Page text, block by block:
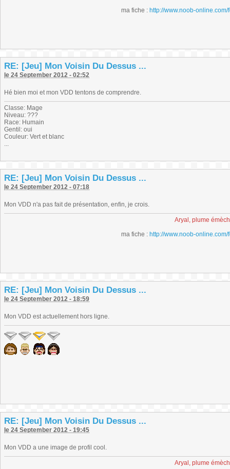
ma fiche : http://www.noob-
RE: [Jeu] Mon Voisin Du Dessus ...
le 24 September 2012 - 02:52
Hé bien moi et mon VDD tentons de comprendre.
Classe: Mage
Niveau: ???
Race: Humain
Gentil: oui
Couleur: Vert et blanc
...
RE: [Jeu] Mon Voisin Du Dessus ...
le 24 September 2012 - 07:18
Mon VDD n'a pas fait de présentation, enfin, je crois.
Aryal, plume
ma fiche : http://www.noob-
RE: [Jeu] Mon Voisin Du Dessus ...
le 24 September 2012 - 18:59
Mon VDD est actuellement hors ligne.
RE: [Jeu] Mon Voisin Du Dessus ...
le 24 September 2012 - 19:45
Mon VDD a une image de profil cool.
Aryal, plume